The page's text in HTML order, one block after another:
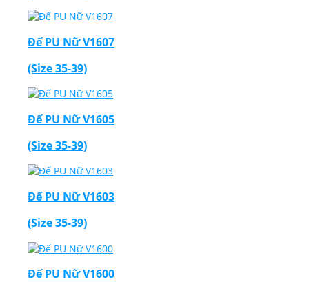
Đế PU Nữ V1607
(Size 35-39)
Đế PU Nữ V1605
(Size 35-39)
Đế PU Nữ V1603
(Size 35-39)
Đế PU Nữ V1600